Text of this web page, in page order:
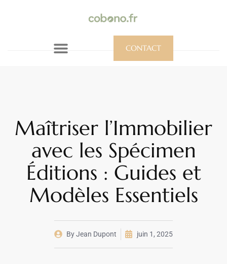
CONTACT
Maîtriser l’Immobilier
avec les Spécimen
Éditions : Guides et
Modèles Essentiels
ByJean Dupont juin 1, 2025